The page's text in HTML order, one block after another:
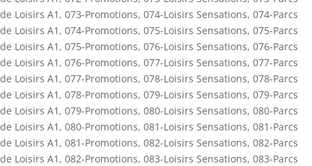
de Loisirs A1 , 073-Promotions, 074-Loisirs Sensations, 074-Parcs
de Loisirs A1 , 074-Promotions, 075-Loisirs Sensations, 075-Parcs
de Loisirs A1 , 075-Promotions, 076-Loisirs Sensations, 076-Parcs
de Loisirs A1 , 076-Promotions, 077-Loisirs Sensations, 077-Parcs
de Loisirs A1 , 077-Promotions, 078-Loisirs Sensations, 078-Parcs
de Loisirs A1 , 078-Promotions, 079-Loisirs Sensations, 079-Parcs
de Loisirs A1 , 079-Promotions, 080-Loisirs Sensations, 080-Parcs
de Loisirs A1 , 080-Promotions, 081-Loisirs Sensations, 081-Parcs
de Loisirs A1 , 081-Promotions, 082-Loisirs Sensations, 082-Parcs
de Loisirs A1 , 082-Promotions, 083-Loisirs Sensations, 083-Parcs